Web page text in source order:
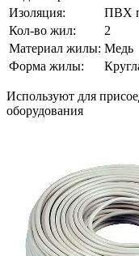
Изоляция:
ПВХ
Кол-во жил:
2
Материал жилы: Медь
Форма жилы:
Используют для
оборудования